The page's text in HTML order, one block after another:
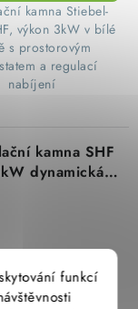
funkcí
kamna Stiebel-
výkon 3kW v bílé
s prostorovým
a regulací
nabíjení
kamna SHF
dynamická s